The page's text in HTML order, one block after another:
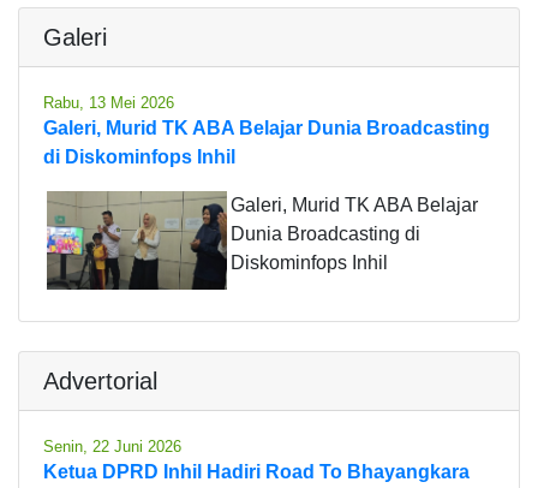
Galeri
Rabu, 13 Mei 2026
Galeri, Murid TK ABA Belajar Dunia Broadcasting
di Diskominfops Inhil
Galeri, Murid TK ABA Belajar
Dunia Broadcasting di
Diskominfops Inhil
Advertorial
Senin, 22 Juni 2026
Ketua DPRD Inhil Hadiri Road To Bhayangkara